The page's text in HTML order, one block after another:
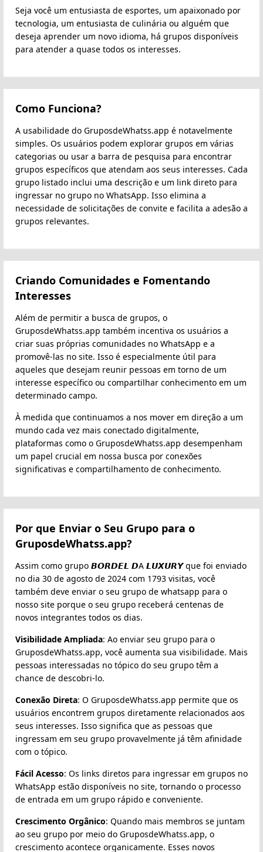
Seja você um entusiasta de esportes, um apaixonado por
tecnologia, um entusiasta de culinária ou alguém que
deseja aprender um novo idioma, há grupos disponíveis
para atender a quase todos os interesses.
Como Funciona?
A usabilidade do GruposdeWhatss.app é notavelmente
simples. Os usuários podem explorar grupos em várias
categorias ou usar a barra de pesquisa para encontrar
grupos específicos que atendam aos seus interesses. Cada
grupo listado inclui uma descrição e um link direto para
ingressar no grupo no WhatsApp. Isso elimina a
necessidade de solicitações de convite e facilita a adesão a
grupos relevantes.
Criando Comunidades e Fomentando
Interesses
Além de permitir a busca de grupos, o
GruposdeWhatss.app também incentiva os usuários a
criar suas próprias comunidades no WhatsApp e a
promovê-las no site. Isso é especialmente útil para
aqueles que desejam reunir pessoas em torno de um
interesse específico ou compartilhar conhecimento em um
determinado campo.
À medida que continuamos a nos mover em direção a um
mundo cada vez mais conectado digitalmente,
plataformas como o GruposdeWhatss.app desempenham
um papel crucial em nossa busca por conexões
significativas e compartilhamento de conhecimento.
Por que Enviar o Seu Grupo para o
GruposdeWhatss.app?
Assim como grupo 𝘽𝙊𝙍𝘿𝙀𝙇 𝘿A 𝙇𝙐𝙓𝙐𝙍𝙔 que foi enviado
no dia 30 de agosto de 2024 com 1793 visitas, você
também deve enviar o seu grupo de whatsapp para o
nosso site porque o seu grupo receberá centenas de
novos integrantes todos os dias.
Visibilidade Ampliada: Ao enviar seu grupo para o
GruposdeWhatss.app, você aumenta sua visibilidade. Mais
pessoas interessadas no tópico do seu grupo têm a
chance de descobri-lo.
Conexão Direta: O GruposdeWhatss.app permite que os
usuários encontrem grupos diretamente relacionados aos
seus interesses. Isso significa que as pessoas que
ingressam em seu grupo provavelmente já têm afinidade
com o tópico.
Fácil Acesso: Os links diretos para ingressar em grupos no
WhatsApp estão disponíveis no site, tornando o processo
de entrada em um grupo rápido e conveniente.
Crescimento Orgânico: Quando mais membros se juntam
ao seu grupo por meio do GruposdeWhatss.app, o
crescimento acontece organicamente. Esses novos